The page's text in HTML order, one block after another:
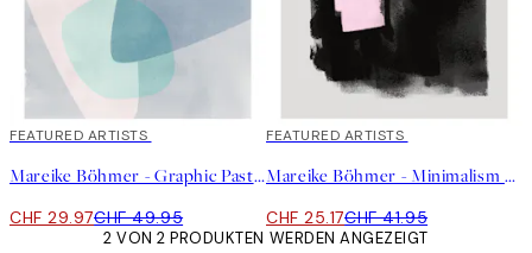
40%*
FEATURED ARTISTS
Mareike Böhmer - Graphic Pastels 2 Poster
CHF 29.97CHF 49.95
40%*
FEATURED ARTISTS
Mareike Böhmer - Minimalism 33A Poster
CHF 25.17CHF 41.95
2 VON 2 PRODUKTEN WERDEN ANGEZEIGT